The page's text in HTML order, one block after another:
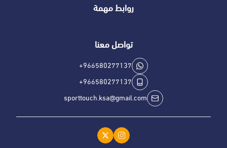
روابط مهمة
تواصل معنا
+966580277137
+966580277137
sporttouch.ksa@gmail.com